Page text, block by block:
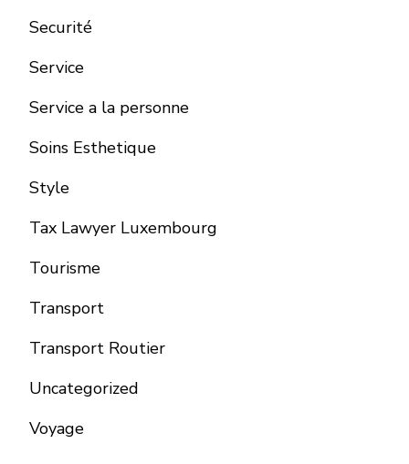
Securité
Service
Service a la personne
Soins Esthetique
Style
Tax Lawyer Luxembourg
Tourisme
Transport
Transport Routier
Uncategorized
Voyage